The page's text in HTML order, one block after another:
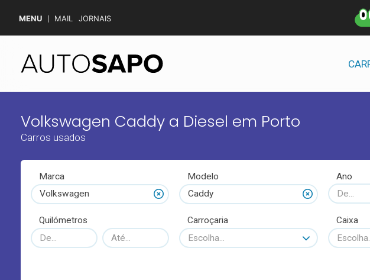
MENU MAIL JORNAIS
Volkswagen Caddy a Diesel em Porto
Carros usados
Marca
Volkswagen
Modelo
Caddy
Ano
Quilómetros
Carroçaria
Escolha...
Caixa